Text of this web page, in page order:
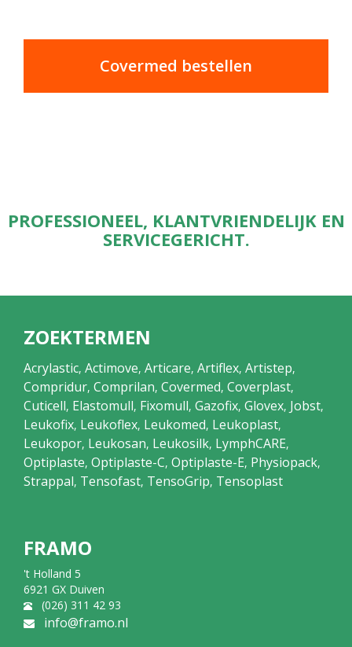
Covermed bestellen
PROFESSIONEEL, KLANTVRIENDELIJK EN
SERVICEGERICHT.
ZOEKTERMEN
Acrylastic, Actimove, Articare, Artiflex, Artistep,
Compridur, Comprilan, Covermed, Coverplast,
Cuticell, Elastomull, Fixomull, Gazofix, Glovex, Jobst,
Leukofix, Leukoflex, Leukomed, Leukoplast,
Leukopor, Leukosan, Leukosilk, LymphCARE,
Optiplaste, Optiplaste-C, Optiplaste-E, Physiopack,
Strappal, Tensofast, TensoGrip, Tensoplast
FRAMO
't Holland 5
6921 GX Duiven
(026) 311 42 93
info@framo.nl